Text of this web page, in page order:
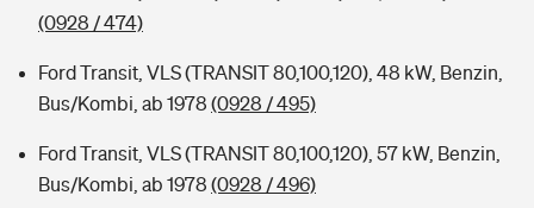
(0928 / 474)
Ford Transit, VLS (TRANSIT 80,100,120), 48 kW, Benzin,
Bus/Kombi, ab 1978 (0928 / 495)
Ford Transit, VLS (TRANSIT 80,100,120), 57 kW, Benzin,
Bus/Kombi, ab 1978 (0928 / 496)